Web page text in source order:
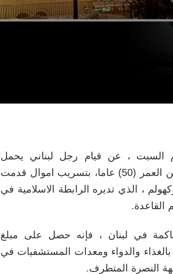
السبت ، عن قيام رجل لبناني يحمل
الجنسية السويدية يدعى "إيهاب حلاق" ويبلغ من العمر (50) عاما، بتسريب اموال قدمت
، الذي تديره الرابطة الاسلامية في
القاعدة.
في لبنان ، فإنه حصل على مبلغ
بالغذاء والدواء ومعدات المستشفيات في
النصرة المتطرف.